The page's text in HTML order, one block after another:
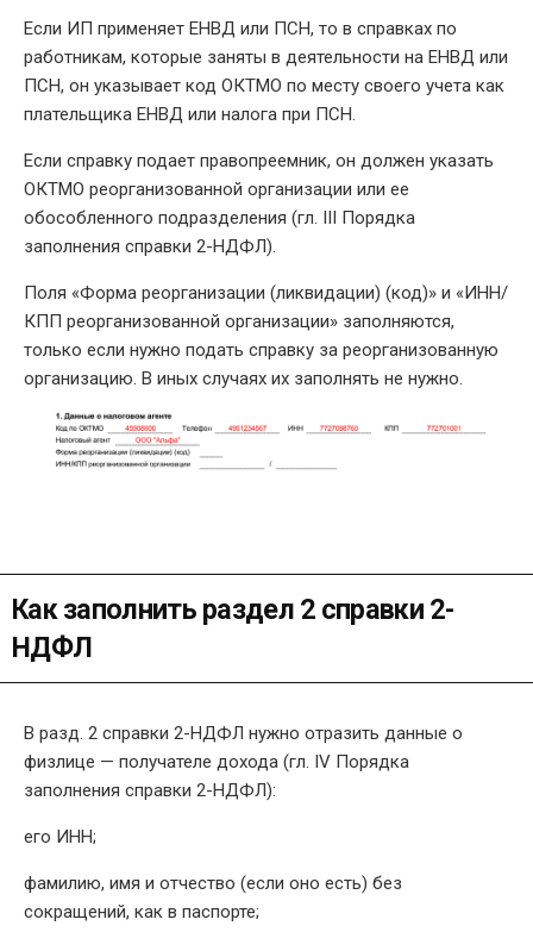
Если ИП применяет ЕНВД или ПСН, то в справках по
работникам, которые заняты в деятельности на ЕНВД или
ПСН, он указывает код ОКТМО по месту своего учета как
плательщика ЕНВД или налога при ПСН.
Если справку подает правопреемник, он должен указать
ОКТМО реорганизованной организации или ее
обособленного подразделения (гл. III Порядка
заполнения справки 2-НДФЛ).
Поля «Форма реорганизации (ликвидации) (код)» и «ИНН/
КПП реорганизованной организации» заполняются,
только если нужно подать справку за реорганизованную
организацию. В иных случаях их заполнять не нужно.
Как заполнить раздел 2 справки 2-
НДФЛ
В разд. 2 справки 2-НДФЛ нужно отразить данные о
физлице — получателе дохода (гл. IV Порядка
заполнения справки 2-НДФЛ):
его ИНН;
фамилию, имя и отчество (если оно есть) без
сокращений, как в паспорте;